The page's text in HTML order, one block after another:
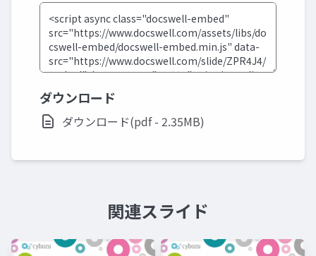
ダウンロード
ダウンロード(pdf - 2.35MB)
関連スライド